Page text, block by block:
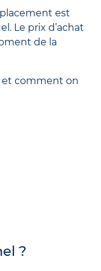
est
Le prix d’achat
de la
et comment on
?